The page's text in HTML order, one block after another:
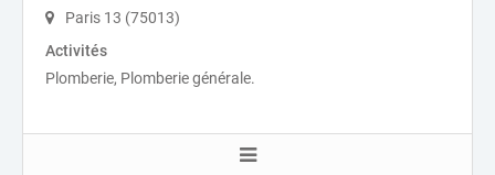
Paris 13 (75013)
Activités
Plomberie, Plomberie générale.